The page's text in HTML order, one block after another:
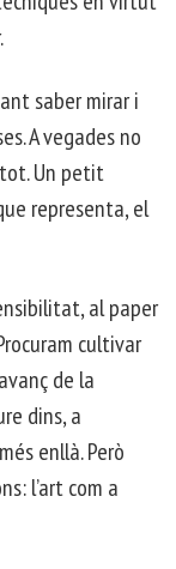
saber mirar i
A vegades no
Un petit
representa, el
al paper
cultivar
de la
dins, a
enllà. Però
l’art com a